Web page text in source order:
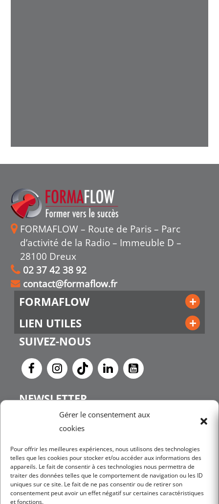
Gérer le consentement aux
cookies
Pour offrir les meilleures expériences, nous utilisons des technologies
telles que les cookies pour stocker et/ou accéder aux informations des
appareils. Le fait de consentir à ces technologies nous permettra de
traiter des données telles que le comportement de navigation ou les ID
uniques sur ce site. Le fait de ne pas consentir ou de retirer son
consentement peut avoir un effet négatif sur certaines caractéristiques
et fonctions.
FORMAFLOW – Route de Paris – Parc
d’activité de la Radio – Immeuble D –
28100 Dreux
02 37 42 38 92
contact@formaflow.fr
FORMAFLOW
LIEN UTILES
SUIVEZ-NOUS
NEWSLETTER